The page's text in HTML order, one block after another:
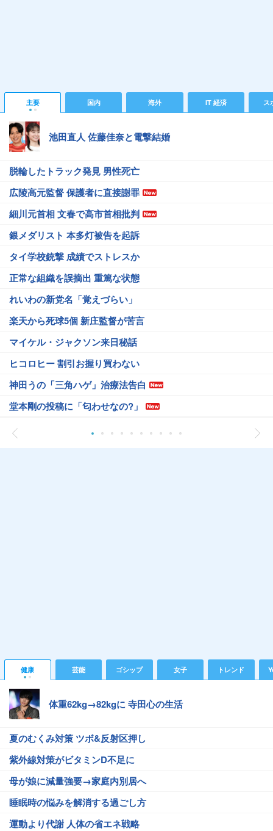
主要 国内 海外 IT 経済 ス
池田直人 佐藤佳奈と電撃結婚
脱輪したトラック発見 男性死亡
広陵高元監督 保護者に直接謝罪
細川元首相 文春で高市首相批判
銀メダリスト 本多灯被告を起訴
タイ学校銃撃 成績でストレスか
正常な組織を誤摘出 重篤な状態
れいわの新党名「覚えづらい」
楽天から死球5個 新庄監督が苦言
マイケル・ジャクソン来日秘話
ヒコロヒー 割引お握り買わない
神田うの「三角ハゲ」治療法告白
堂本剛の投稿に「匂わせなの?」
健康 芸能 ゴシップ 女子 トレンド
体重62kg→82kgに 寺田心の生活
夏のむくみ対策 ツボ&反射区押し
紫外線対策がビタミンD不足に
母が娘に減量強要→家庭内別居へ
睡眠時の悩みを解消する過ごし方
運動より代謝 人体の省エネ戦略